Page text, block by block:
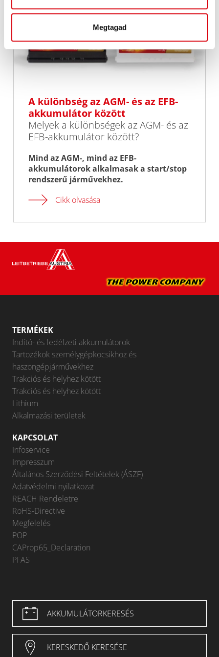
Megtagad
A különbség az AGM- és az EFB-
akkumulátor között
Melyek a különbségek az AGM- és az
EFB-akkumulátor között?
Mind az AGM-, mind az EFB-
akkumulátorok alkalmasak a start/stop
rendszerű járművekhez.
Cikk olvasása
TERMÉKEK
Indító- és fedélzeti akkumulátorok
Tartozékok személygépkocsikhoz és
haszongépjárművekhez
Trakciós és helyhez kötött
Trakciós és helyhez kötött
Lithium
Alkalmazási területek
KAPCSOLAT
Infoservice
Impresszum
Általános Szerződési Feltételek (ÁSZF)
Adatvédelmi nyilatkozat
REACH Rendeletre
RoHS-Directive
Megfelelés
POP
CAProp65_Declaration
PFAS
AKKUMULÁTORKERESÉS
KERESKEDŐ KERESÉSE